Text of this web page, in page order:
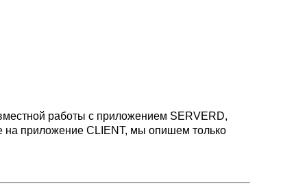
работы с приложением SERVERD,
на приложение CLIENT, мы опишем только